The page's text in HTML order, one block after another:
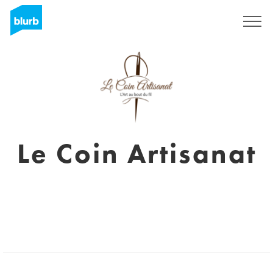
Le Coin Artisanat